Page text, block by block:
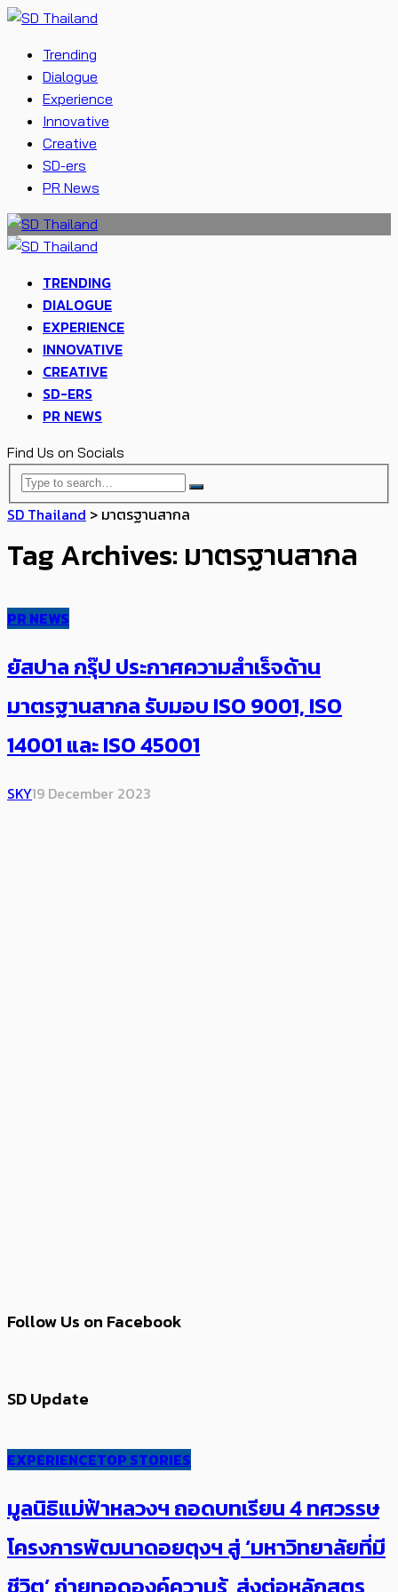
Trending
Dialogue
Experience
Innovative
Creative
SD-ers
PR News
TRENDING
DIALOGUE
EXPERIENCE
INNOVATIVE
CREATIVE
SD-ERS
PR NEWS
Find Us on Socials
SD Thailand > มาตรฐานสากล
Tag Archives: มาตรฐานสากล
PR NEWS
ยัสปาล กรุ๊ป ประกาศความสำเร็จด้าน
มาตรฐานสากล รับมอบ ISO 9001, ISO
14001 และ ISO 45001
SKY19 December 2023
Follow Us on Facebook
SD Update
EXPERIENCETOP STORIES
มูลนิธิแม่ฟ้าหลวงฯ ถอดบทเรียน 4 ทศวรรษ
โครงการพัฒนาดอยตุงฯ สู่ ‘มหาวิทยาลัยที่มี